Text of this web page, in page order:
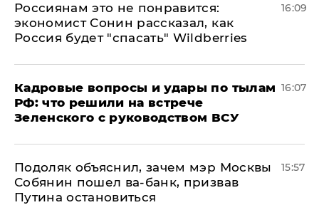
Россиянам это не понравится:
экономист Сонин рассказал, как
Россия будет "спасать" Wildberries
16:09
Кадровые вопросы и удары по тылам
РФ: что решили на встрече
Зеленского с руководством ВСУ
16:07
Подоляк объяснил, зачем мэр Москвы
Собянин пошел ва-банк, призвав
Путина остановиться
15:57